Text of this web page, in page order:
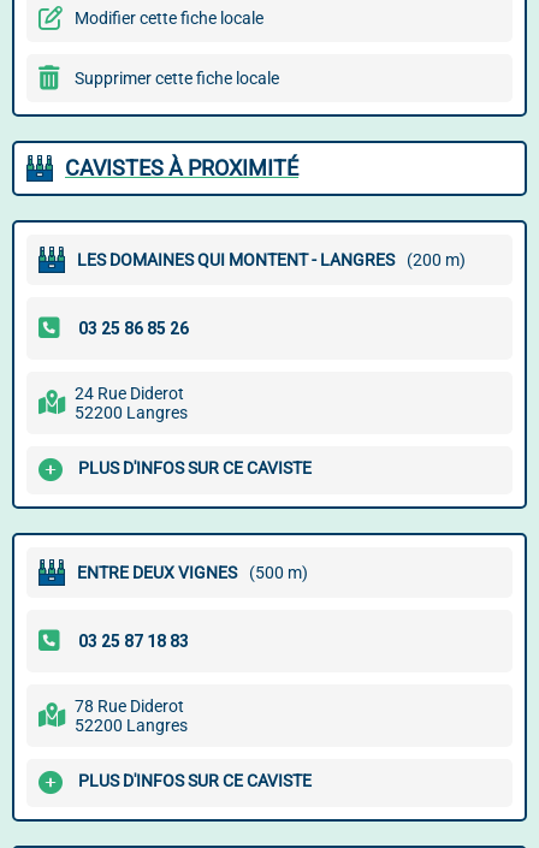
Modifier cette fiche locale
Supprimer cette fiche locale
CAVISTES À PROXIMITÉ
LES DOMAINES QUI MONTENT - LANGRES (200 m)
24 Rue Diderot
52200 Langres
PLUS D'INFOS SUR CE CAVISTE
ENTRE DEUX VIGNES (500 m)
78 Rue Diderot
52200 Langres
PLUS D'INFOS SUR CE CAVISTE